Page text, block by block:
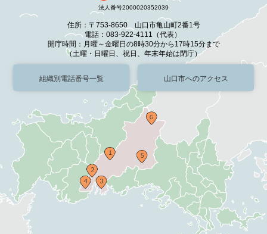
法人番号2000020352039
住所：〒753-8650 山口市亀山町2番1号
電話：083-922-4111（代表）
開庁時間：月曜～金曜日の8時30分から17時15分まで
（土曜・日曜日、祝日、年末年始は閉庁）
組織別電話番号一覧 山口市へのアクセス